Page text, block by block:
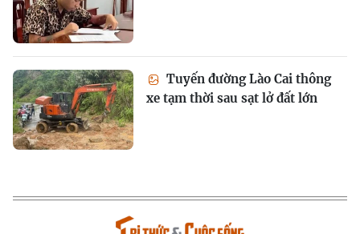
Tuyến đường Lào Cai thông
xe tạm thời sau sạt lở đất lớn